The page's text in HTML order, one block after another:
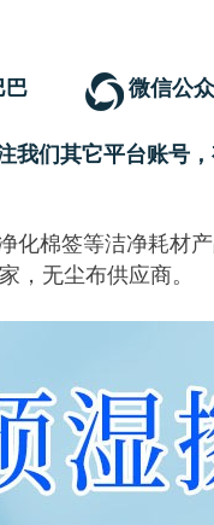
巴 微信公
我们其它平台账号
化棉签等洁净耗材
，无尘布供应商。